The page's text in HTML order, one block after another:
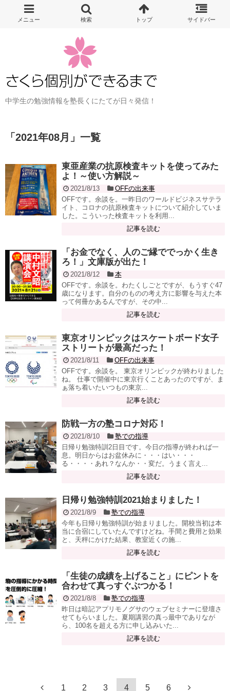
中学生の勉強情報を塾長くにたてが日々発信！
「 2021年08月 」 一覧
東亜産業の抗原検査キットを使ってみた
よ！～使い方解説～
2021/8/13
OFFの出来事
OFFです。余談を。一昨日のワールドビジネスサテラ
イト、コロナの抗原検査キットについて紹介していま
した。こういった検査キットを利用...
記事を読む
「お金でなく、人のご縁ででっかく生き
ろ！」文庫版が出た！
2021/8/12
本
OFFです。余談を。わたくしごとですが、もうすぐ47
歳になります。自分のものの考え方に影響を与えた本
って何冊かあるんですが、その中...
記事を読む
東京オリンピックはスケートボード女子
ストリートが最高だった！
2021/8/11
OFFの出来事
OFFです。余談を。 東京オリンピックが終わりました
ね。 仕事で開催中に東京行くことあったのですが、ま
ぁ落ち着いたいつもの東京...
記事を読む
防戦一方の塾コロナ対応！
2021/8/10
塾での指導
日帰り勉強特訓2日目です。今日の指導が終われば一
息。明日からはお盆休みに・・・はい・・・
る・・・・あれ？なんか・・変だ。うまく言え...
記事を読む
日帰り勉強特訓2021始まりました！
2021/8/9
塾での指導
今年も日帰り勉強特訓が始まりました。開校当初は本
当に合宿にしていたんですけどね。手間と費用と効果
と、天秤にかけた結果、教室近くの施...
記事を読む
「生徒の成績を上げること」にピントを
合わせて真っすぐぶつかる！
2021/8/8
塾での指導
昨日は暗記アプリモノグサのウェブセミナーに登壇さ
せてもらいました。夏期講習の真っ最中でありなが
ら、100名を超える方に申し込みいた...
記事を読む
1 2 3 4 5 6